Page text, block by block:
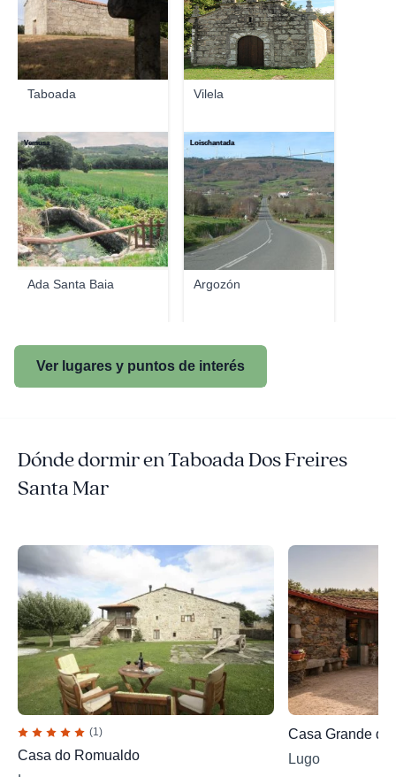
Taboada Vilela
Ada Santa Baia
Vemusa
Argozón
Loischantada
Ver lugares y puntos de interés
Dónde dormir en Taboada Dos Freires
Santa Mar
(1)
Casa do Romualdo
Casa Grande de
Lugo